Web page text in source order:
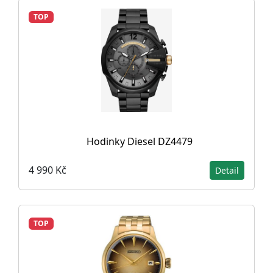
TOP
Hodinky Diesel DZ4479
4 990 Kč Detail
TOP